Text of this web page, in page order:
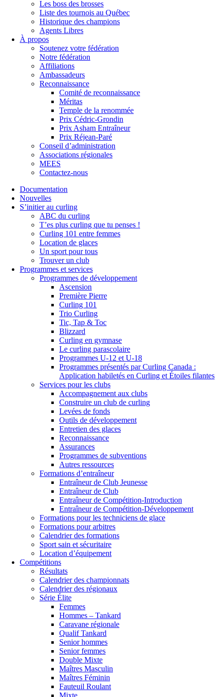
Les boss des brosses
Liste des tournois au Québec
Historique des champions
Agents Libres
À propos
Soutenez votre fédération
Notre fédération
Affiliations
Ambassadeurs
Reconnaissance
Comité de reconnaissance
Méritas
Temple de la renommée
Prix Cédric-Grondin
Prix Asham Entraîneur
Prix Réjean-Paré
Conseil d’administration
Associations régionales
MEES
Contactez-nous
Documentation
Nouvelles
S’initier au curling
ABC du curling
T’es plus curling que tu penses !
Curling 101 entre femmes
Location de glaces
Un sport pour tous
Trouver un club
Programmes et services
Programmes de développement
Ascension
Première Pierre
Curling 101
Trio Curling
Tic, Tap & Toc
Blizzard
Curling en gymnase
Le curling parascolaire
Programmes U-12 et U-18
Programmes présentés par Curling Canada :
Application habiletés en Curling et Étoiles filantes
Services pour les clubs
Accompagnement aux clubs
Construire un club de curling
Levées de fonds
Outils de développement
Entretien des glaces
Reconnaissance
Assurances
Programmes de subventions
Autres ressources
Formations d’entraîneur
Entraîneur de Club Jeunesse
Entraîneur de Club
Entraîneur de Compétition-Introduction
Entraîneur de Compétition-Développement
Formations pour les techniciens de glace
Formations pour arbitres
Calendrier des formations
Sport sain et sécuritaire
Location d’équipement
Compétitions
Résultats
Calendrier des championnats
Calendrier des régionaux
Série Élite
Femmes
Hommes – Tankard
Caravane régionale
Qualif Tankard
Senior hommes
Senior femmes
Double Mixte
Maîtres Masculin
Maîtres Féminin
Fauteuil Roulant
Mixte